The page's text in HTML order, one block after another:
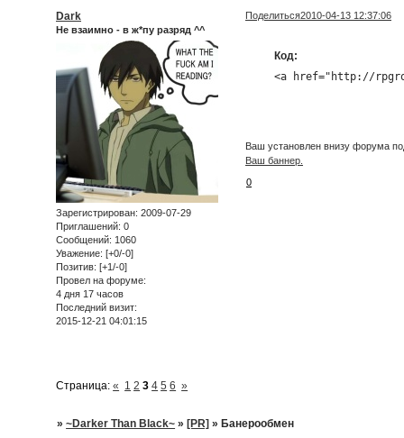
Поделиться2010-04-13 12:37:06
Dark
Не взаимно - в ж*пу разряд ^^
Зарегистрирован: 2009-07-29
Приглашений: 0
Сообщений: 1060
Уважение: [+0/-0]
Позитив: [+1/-0]
Провел на форуме:
4 дня 17 часов
Последний визит:
2015-12-21 04:01:15
Код:
<a href="http://
Ваш установлен внизу форума
Ваш баннер.
0
Страница:« 1 2 3 4 5 6 »
»~Darker Than Black~ »[PR] »Банерообмен